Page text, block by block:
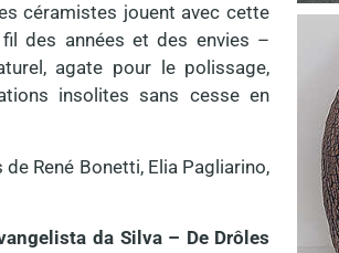
céramistes jouent avec cette
des années et des envies –
agate pour le polissage,
insolites sans cesse en
René Bonetti, Elia Pagliarino,
da Silva – De Drôles